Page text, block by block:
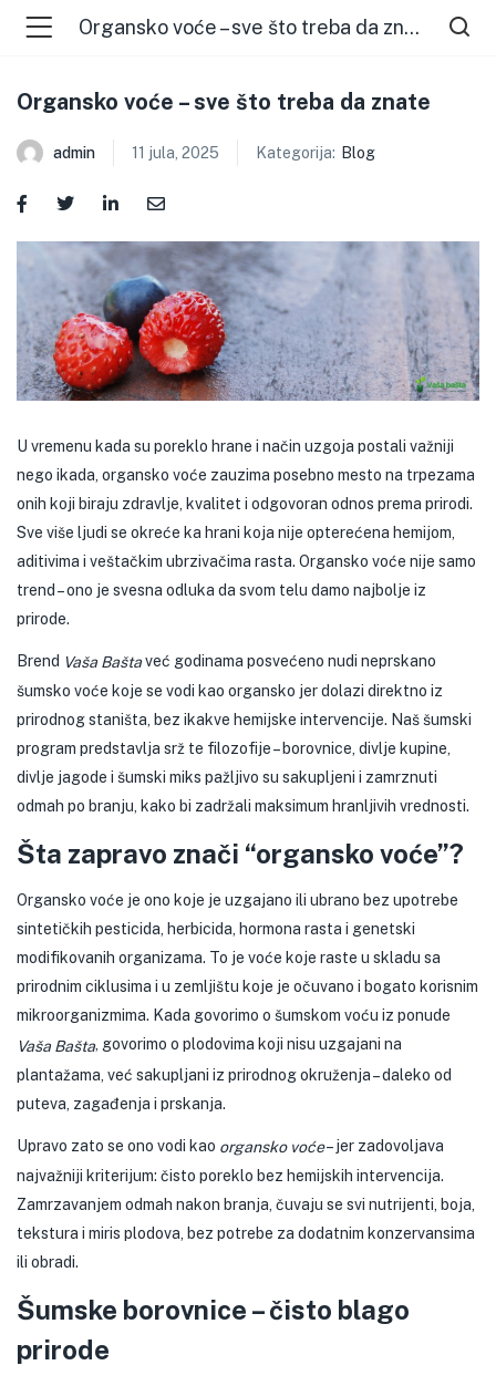
Organsko voće – sve što treba da znate
Organsko voće – sve što treba da znate
admin 11 jula, 2025 Kategorija: Blog
U vremenu kada su poreklo hrane i način uzgoja postali važniji
nego ikada, organsko voće zauzima posebno mesto na trpezama
onih koji biraju zdravlje, kvalitet i odgovoran odnos prema prirodi.
Sve više ljudi se okreće ka hrani koja nije opterećena hemijom,
aditivima i veštačkim ubrzivačima rasta. Organsko voće nije samo
trend – ono je svesna odluka da svom telu damo najbolje iz
prirode.
Brend Vaša Baštaveć godinama posvećeno nudi neprskano
šumsko voće koje se vodi kao organsko jer dolazi direktno iz
prirodnog staništa, bez ikakve hemijske intervencije. Naš šumski
program predstavlja srž te filozofije – borovnice, divlje kupine,
divlje jagode i šumski miks pažljivo su sakupljeni i zamrznuti
odmah po branju, kako bi zadržali maksimum hranljivih vrednosti.
Šta zapravo znači “organsko voće”?
Organsko voće je ono koje je uzgajano ili ubrano bez upotrebe
sintetičkih pesticida, herbicida, hormona rasta i genetski
modifikovanih organizama. To je voće koje raste u skladu sa
prirodnim ciklusima i u zemljištu koje je očuvano i bogato korisnim
mikroorganizmima. Kada govorimo o šumskom voću iz ponude
Vaša Bašta, govorimo o plodovima koji nisu uzgajani na
plantažama, već sakupljani iz prirodnog okruženja – daleko od
puteva, zagađenja i prskanja.
Upravo zato se ono vodi kao organsko voće– jer zadovoljava
najvažniji kriterijum: čisto poreklo bez hemijskih intervencija.
Zamrzavanjem odmah nakon branja, čuvaju se svi nutrijenti, boja,
tekstura i miris plodova, bez potrebe za dodatnim konzervansima
ili obradi.
Šumske borovnice – čisto blago
prirode